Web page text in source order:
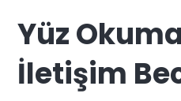
Yüz
İletişim